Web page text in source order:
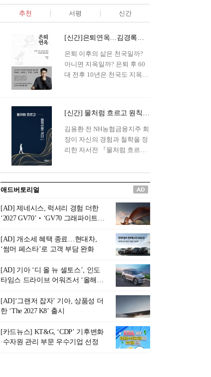
추천 서평 신간
[신간]은퇴연옥…김경록의 은퇴 후 삶의 나침반
은퇴 이후의 삶은 천국일까?
아니면 지옥일까? 은퇴 후 60
대 전후 10년은 천국도 지옥도
은퇴 설계를 가이드해 온 김경
록 옵투스자산운용의 고문이
신간 『은퇴연옥』을 내놓았
다.단테는 지옥을 '모든 희망을
록 고문은 새로운 시각을 제시
0년의 과도기는 지옥이 아니라
정화와 성장의 공간인 ‘은퇴연
옥(Purgatory)’이라는 것이다.
연옥은 고통스럽지만 끝이 있
으며, 준비를 통해 천국으로 나
아갈 수 있는 희망의 장소라고
말한
[신간] 물처럼 흐르고 원칙으로 서다…김용환의 통찰을 담다
김용환 전 NH농협금융지주 회
장이 자신의 경험과 철학을 정
리한 자서전 『물처럼 흐르고
통 관료 출신으로 한국 금융의
주요 변곡점마다 중요한 역할
을 하고 금융 경영인으로서 큰
족적을 남긴 김 전 회장이 후배
세대에게 전하는 삶의 조언을
담은 인생 노트다.『물처럼 흐
르고 원칙으로 서다』는 단순
한 자서전을 넘어, 실패를 두려
워하지 않는 용기와 자신에 대
한 믿음이 어떻게 삶을 풍요롭
게 만드는지를 보여주는 지혜
의 보고로 평가된다.김용환 전
회장은 “인생의 목표가 크더라
도 조급해하지 말고 작은 것부
터 하나 하나 성취해 나가
라”고 조언한다. 뼈아픈 실패
조차 성공의 뼈대가 된다는 긍
애드버토리얼
[AD] 제네시스, 럭셔리 경험 더한
‘2027 GV70’‧‘GV70 그래파이트’
[AD] 개소세 혜택 종료…현대차,
‘썸머 페스타’로 고객 부담 완화
[AD] 기아 ‘디 올 뉴 셀토스’, 인도
타임스 드라이브 어워즈서 ‘올해의
[AD]‘그랜저 잡자’ 기아, 상품성 더
한 ‘The 2027 K8’ 출시
[카드뉴스] KT&G, ‘CDP’ 기후변화
·수자원 관리 부문 우수기업 선정